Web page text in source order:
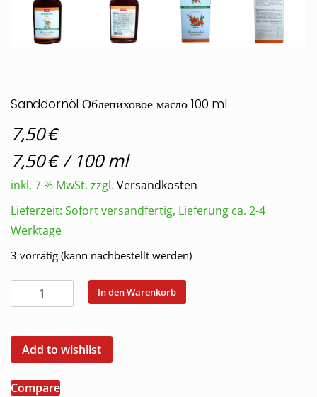
Sanddornöl Облепиховое масло 100 ml
7,50€
7,50€/ 100 ml
inkl. 7 % MwSt. zzgl. Versandkosten
Lieferzeit: Sofort versandfertig, Lieferung ca. 2-4
Werktage
3 vorrätig (kann nachbestellt werden)
Sanddornöl
Облепиховое
100
ml
In den Warenkorb
Add to wishlist
Compare